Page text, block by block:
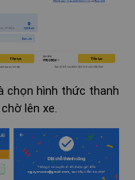
chọn hình thức thanh
lên xe.